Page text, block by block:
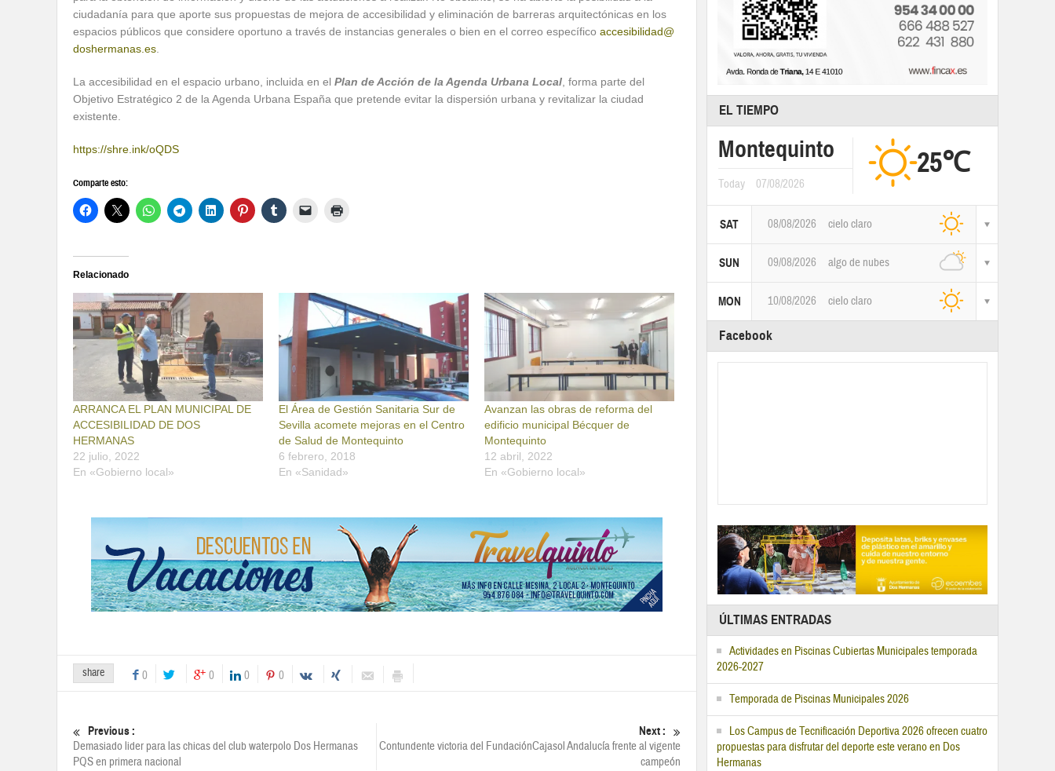
ciudadanía para que aporte sus propuestas de mejora de accesibilidad y eliminación de barreras arquitectónicas en los
espacios públicos que considere oportuno a través de instancias generales o bien en el correo específico accesibilidad@
doshermanas.es
La accesibilidad en el espacio urbano, incluida en el Plan de Acción de la Agenda Urbana Local , forma parte del
Objetivo Estratégico 2 de la Agenda Urbana España que pretende evitar la dispersión urbana y revitalizar la ciudad
existente.
https://shre.ink/oQDS
Comparte esto:
Relacionado
ARRANCA EL PLAN MUNICIPAL DE
ACCESIBILIDAD DE DOS
HERMANAS
22 julio, 2022
En «Gobierno local»
El Área de Gestión Sanitaria Sur de
Sevilla acomete mejoras en el Centro
de Salud de Montequinto
6 febrero, 2018
En «Sanidad»
Avanzan las obras de reforma del
edificio municipal Bécquer de
Montequinto
12 abril, 2022
En «Gobierno local»
share 0 0 0 0
Previous :
Demasiado lider para las chicas del club waterpolo Dos Hermanas
PQS en primera nacional
Next :
Contundente victoria del FundaciónCajasol Andalucía frente al vigente
campeón
EL TIEMPO
Montequinto
Today 07/08/2026
25℃
SAT 08/08/2026 cielo claro
SUN 09/08/2026 algo de nubes
MON 10/08/2026 cielo claro
Facebook
ÚLTIMAS ENTRADAS
Actividades en Piscinas Cubiertas Municipales temporada
2026-2027
Temporada de Piscinas Municipales 2026
Los Campus de Tecnificación Deportiva 2026 ofrecen cuatro
propuestas para disfrutar del deporte este verano en Dos
Hermanas